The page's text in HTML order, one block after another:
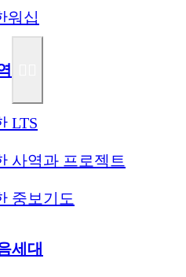
워십
LTS
사역과 프로젝트
중보기도
세대